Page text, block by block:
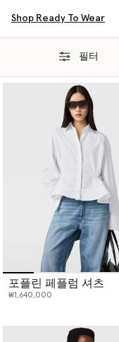
한 러닝 셔츠까지, 스텔
아래에서 셔츠와 탑을
Shop Ready To Wear
필터
포플린 페플럼 셔츠
₩1,640,000